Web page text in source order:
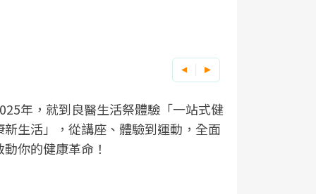
醫健康網從「換季的身體變化」出發，
過醫學觀點與日常感受的對話，建立對
健康的認知，進而引導實際的改善行